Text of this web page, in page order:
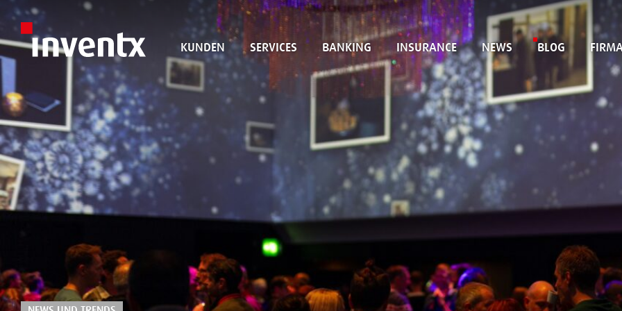
KUNDEN SERVICES BANKING INSURANCE NEWS BLOG